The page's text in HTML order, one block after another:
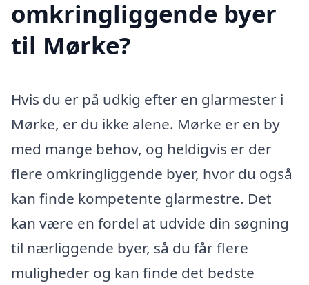
omkringliggende byer
til Mørke?
Hvis du er på udkig efter en glarmester i
Mørke, er du ikke alene. Mørke er en by
med mange behov, og heldigvis er der
flere omkringliggende byer, hvor du også
kan finde kompetente glarmestre. Det
kan være en fordel at udvide din søgning
til nærliggende byer, så du får flere
muligheder og kan finde det bedste